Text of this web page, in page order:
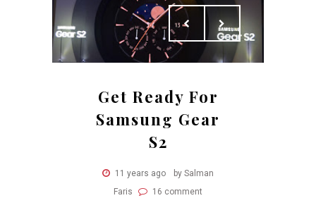
Get Ready For
Samsung Gear
S2
11 years ago
by Salman
Faris
16 comment